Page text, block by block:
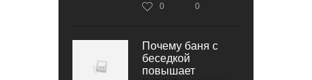
0 0
Почему баня с
беседкой
повышает